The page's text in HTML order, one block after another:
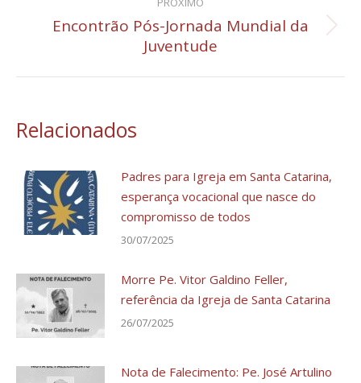
Próximo
post:
Encontrão Pós-Jornada Mundial da
Juventude
Relacionados
Padres para Igreja em Santa Catarina,
esperança vocacional que nasce do
compromisso de todos
30/07/2025
Morre Pe. Vitor Galdino Feller,
referência da Igreja de Santa Catarina
26/07/2025
Nota de Falecimento: Pe. José Artulino